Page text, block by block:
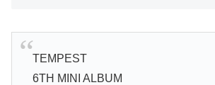
TEMPEST
6TH MINI ALBUM